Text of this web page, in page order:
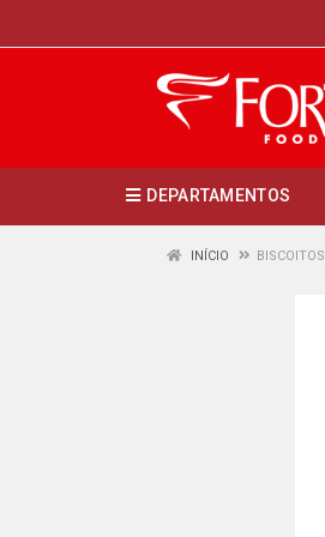
DEPARTAMENTOS
INÍCIO BISCOITOS